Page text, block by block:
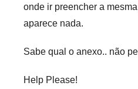
onde ir preencher a
aparece nada.
Sabe qual o anexo.. não
Help Please!